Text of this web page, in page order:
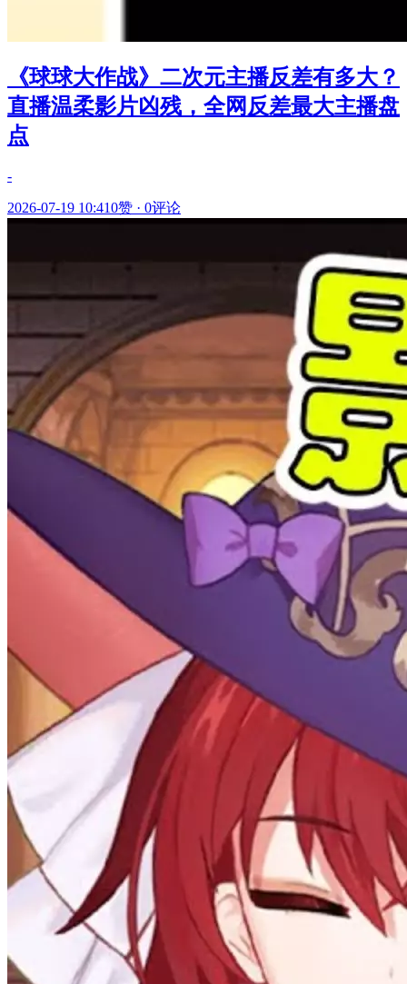
《球球大作战》二次元主播反差有多大？
直播温柔影片凶残，全网反差最大主播盘
点
-
2026-07-19 10:410赞 · 0评论